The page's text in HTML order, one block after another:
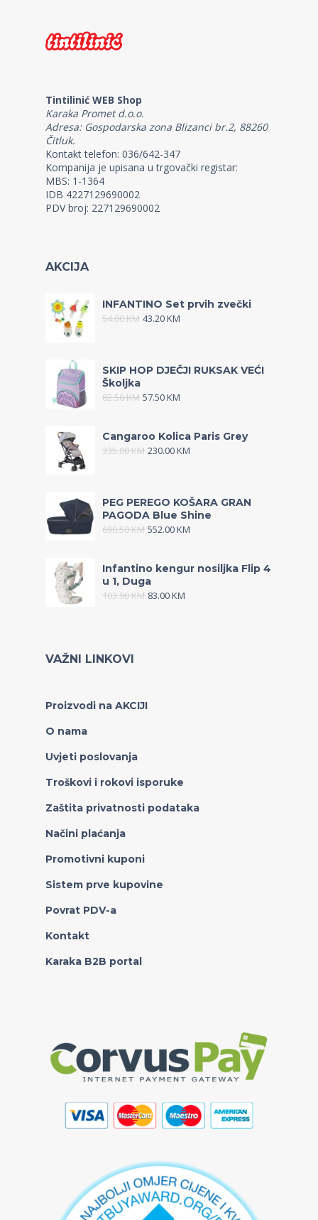
Tintilinić WEB Shop
Karaka Promet d.o.o.
Adresa: Gospodarska zona Blizanci br.2, 88260
Čitluk.
Kontakt telefon: 036/642-347
Kompanija je upisana u trgovački registar:
MBS: 1-1364
IDB 4227129690002
PDV broj: 227129690002
AKCIJA
INFANTINO Set prvih zvečki
54.00KM 43.20KM
SKIP HOP DJEČJI RUKSAK VEĆI
Školjka
82.50KM 57.50KM
Cangaroo Kolica Paris Grey
335.00KM 230.00KM
PEG PEREGO KOŠARA GRAN
PAGODA Blue Shine
690.50KM 552.00KM
Infantino kengur nosiljka Flip 4
u 1, Duga
103.90KM 83.00KM
VAŽNI LINKOVI
Proizvodi na AKCIJI
O nama
Uvjeti poslovanja
Troškovi i rokovi isporuke
Zaštita privatnosti podataka
Načini plaćanja
Promotivni kuponi
Sistem prve kupovine
Povrat PDV-a
Kontakt
Karaka B2B portal